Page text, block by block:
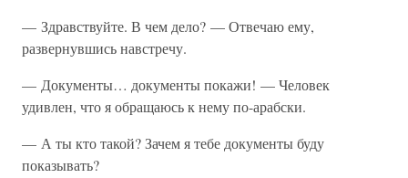
— Здравствуйте. В чем дело? — Отвечаю ему,
развернувшись навстречу.
— Документы… документы покажи! — Человек
удивлен, что я обращаюсь к нему по-арабски.
— А ты кто такой? Зачем я тебе документы буду
показывать?